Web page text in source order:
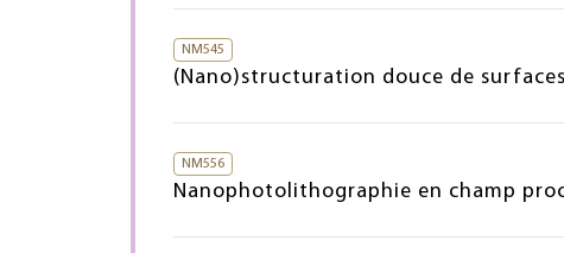
NM545
(Nano)structuration douce de surfaces
NM556
Nanophotolithographie en champ